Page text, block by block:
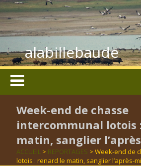
alabillebaude
Week-end de chasse
intercommunal lotois
matin, sanglier
ACCUEIL > REPORTAGES > Week-end de
lotois : renard le matin, sanglier l’après-